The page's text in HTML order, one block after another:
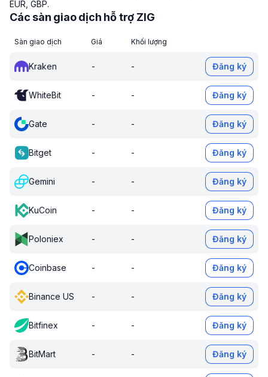
EUR, GBP.
Các sàn giao dịch hỗ trợ ZIG
Sàn giao dịch Giá Khối lượng
Kraken - - Đăng ký
WhiteBit - - Đăng ký
Gate - - Đăng ký
Bitget - - Đăng ký
Gemini - - Đăng ký
KuCoin - - Đăng ký
Poloniex - - Đăng ký
Coinbase - - Đăng ký
Binance US - - Đăng ký
Bitfinex - - Đăng ký
BitMart - - Đăng ký